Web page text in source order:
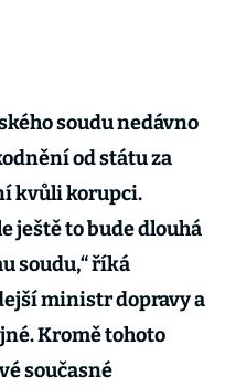
soudu nedávno
od státu za
kvůli korupci.
ještě to bude dlouhá
soudu,“ říká
ministr dopravy a
Kromě tohoto
současné